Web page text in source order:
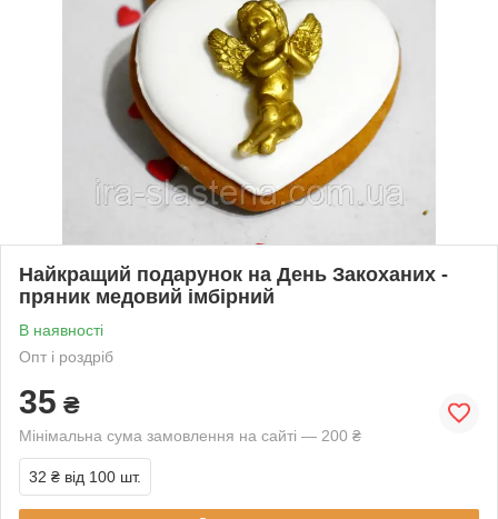
Найкращий подарунок на День Закоханих -
пряник медовий імбірний
В наявності
Опт і роздріб
35 ₴
Мінімальна сума замовлення на сайті — 200 ₴
32 ₴ від 100 шт.